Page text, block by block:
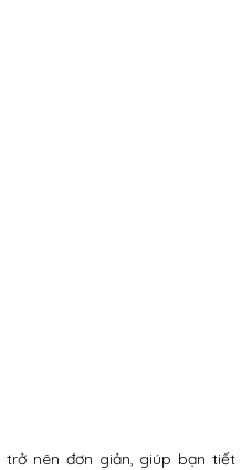
trở nên đơn giản, giúp bạn tiết